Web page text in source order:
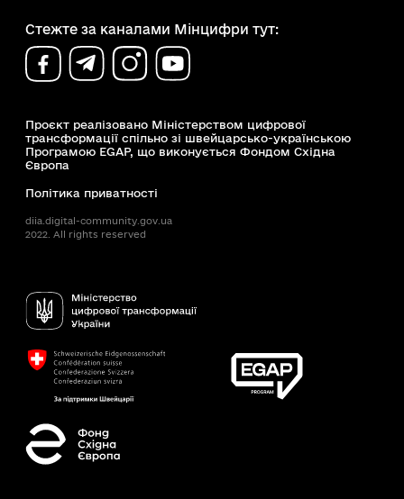
Пошук
Стежте за каналами Мінцифри тут:
Проєкт реалізовано Міністерством цифрової
трансформації спільно зі швейцарсько-українською
Програмою EGAP, що виконується Фондом Східна
Європа
Політика приватності
diia.digital-community.gov.ua
2022. All rights reserved